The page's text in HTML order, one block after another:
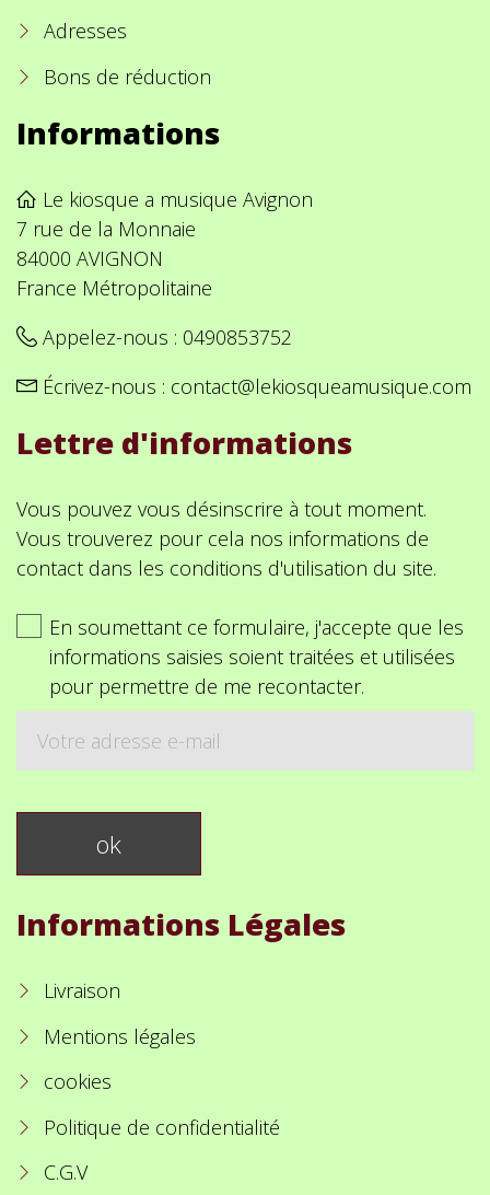
Adresses
Bons de réduction
Informations
Le kiosque a musique Avignon
7 rue de la Monnaie
84000 AVIGNON
France Métropolitaine
Appelez-nous : 0490853752
Écrivez-nous : contact@lekiosqueamusique.com
Lettre d'informations
Vous pouvez vous désinscrire à tout moment.
Vous trouverez pour cela nos informations de
contact dans les conditions d'utilisation du site.
En soumettant ce formulaire, j'accepte que les
informations saisies soient traitées et utilisées
pour permettre de me recontacter.
Informations Légales
Livraison
Mentions légales
cookies
Politique de confidentialité
C.G.V